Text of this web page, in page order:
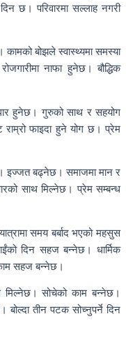
छ। परिवारमा सल्लाह नगरी
बोझले स्वास्थ्यमा समस्या
नाफा हुनेछ। बौद्धिक
हुनेछ। गुरुको साथ र सहयोग
फाइदा हुने योग छ। प्रेम
इज्जत बढ्नेछ। समाजमा मान र
साथ मिल्नेछ। प्रेम सम्बन्ध
समय बर्बाद भएको महसुस
दिन सहज बन्नेछ। धार्मिक
सहज बन्नेछ।
मिल्नेछ। सोचेको काम बन्नेछ।
बोल्दा तीन पटक सोच्नुपर्ने दिन